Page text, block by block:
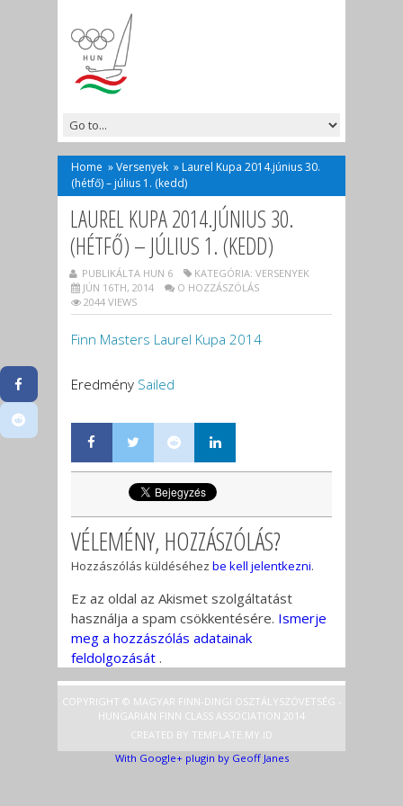
Home »Versenyek » Laurel Kupa 2014.június 30.
(hétfő) – július 1. (kedd)
LAUREL KUPA 2014.JÚNIUS 30.
(HÉTFŐ) – JÚLIUS 1. (KEDD)
PUBLIKÁLTA HUN 6 KATEGÓRIA: VERSENYEK
JÚN 16TH, 2014
O HOZZÁSZÓLÁS
2044 VIEWS
Finn Masters Laurel Kupa 2014
Eredmény Sailed
VÉLEMÉNY, HOZZÁSZÓLÁS?
Hozzászólás küldéséhez be kell jelentkezni.
Ez az oldal az Akismet szolgáltatást
használja a spam csökkentésére. Ismerje
meg a hozzászólás adatainak
feldolgozását .
COPYRIGHT © MAGYAR FINN-DINGI OSZTÁLYSZÖVETSÉG -
HUNGARIAN FINN CLASS ASSOCIATION 2014
CREATED BY TEMPLATE .MY.ID
With Google+ plugin by Geoff Janes